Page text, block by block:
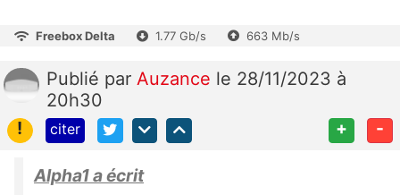
Freebox Delta 1.77 Gb/s 663 Mb/s
Publié par Auzance le 28/11/2023 à
20h30
!
citer + -
Alpha1 a écrit